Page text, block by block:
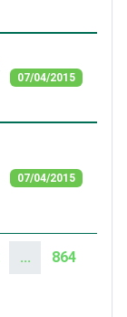
07/04/2015
07/04/2015
...
864